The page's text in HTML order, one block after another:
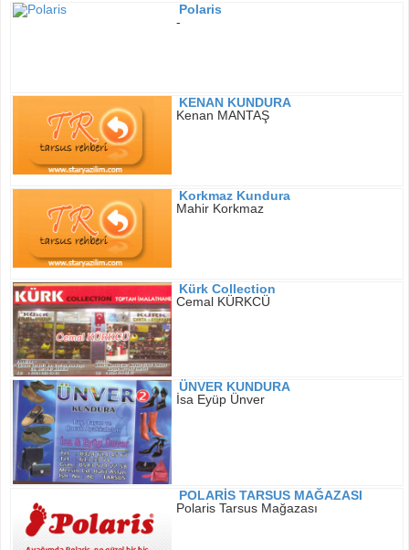
Polaris
-
KENAN KUNDURA
Kenan MANTAŞ
Korkmaz Kundura
Mahir Korkmaz
Kürk Collection
Cemal KÜRKCÜ
ÜNVER KUNDURA
İsa Eyüp Ünver
POLARİS TARSUS MAĞAZASI
Polaris Tarsus Mağazası